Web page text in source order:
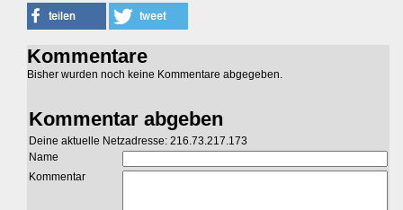
Kommentare
Bisher wurden noch keine Kommentare abgegeben.
Kommentar abgeben
Deine aktuelle Netzadresse: 216.73.217.173
Name
Kommentar